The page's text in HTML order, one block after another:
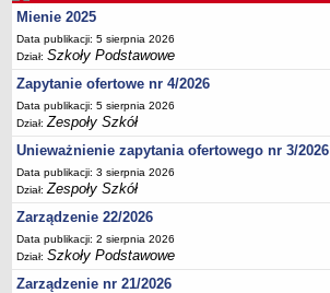
Rejestry, ewidencje, archiwa
Sprawozdania
Deklaracja dostępności
PORADNIE PSYCHOLOGICZNO-PEDAGOGICZNE
Zespół Poradni
BIURO FINANSÓW OŚWIATY
Dane podstawowe
Statut
Majątek
Godziny dyżurów
Ogłoszenia
Mienie 2025
Data publikacji: 5 sierpnia 2026
Dział:Szkoły Podstawowe
Zapytanie ofertowe nr 4/2026
Data publikacji: 5 sierpnia 2026
Dział:Zespoły Szkół
Unieważnienie zapytania ofertowego nr 3/2026
Data publikacji: 3 sierpnia 2026
Dział:Zespoły Szkół
Zarządzenie 22/2026
Data publikacji: 2 sierpnia 2026
Dział:Szkoły Podstawowe
Zarządzenie nr 21/2026